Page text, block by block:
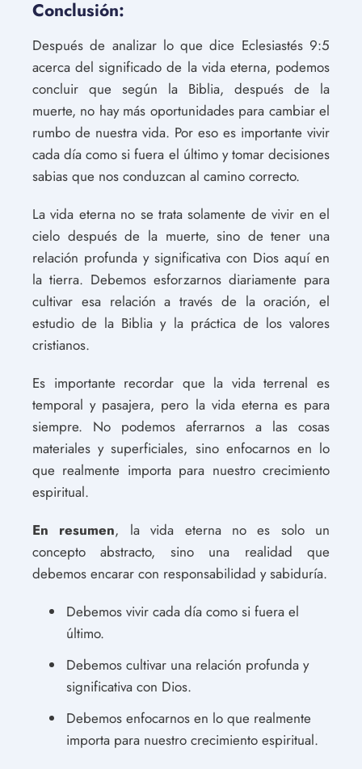
Conclusión:
Después de analizar lo que dice Eclesiastés 9:5
acerca del significado de la vida eterna, podemos
concluir que según la Biblia, después de la
muerte, no hay más oportunidades para cambiar el
rumbo de nuestra vida. Por eso es importante vivir
cada día como si fuera el último y tomar decisiones
sabias que nos conduzcan al camino correcto.
La vida eterna no se trata solamente de vivir en el
cielo después de la muerte, sino de tener una
relación profunda y significativa con Dios aquí en
la tierra. Debemos esforzarnos diariamente para
cultivar esa relación a través de la oración, el
estudio de la Biblia y la práctica de los valores
cristianos.
Es importante recordar que la vida terrenal es
temporal y pasajera, pero la vida eterna es para
siempre. No podemos aferrarnos a las cosas
materiales y superficiales, sino enfocarnos en lo
que realmente importa para nuestro crecimiento
espiritual.
En resumen, la vida eterna no es solo un
concepto abstracto, sino una realidad que
debemos encarar con responsabilidad y sabiduría.
Debemos vivir cada día como si fuera el
último.
Debemos cultivar una relación profunda y
significativa con Dios.
Debemos enfocarnos en lo que realmente
importa para nuestro crecimiento espiritual.